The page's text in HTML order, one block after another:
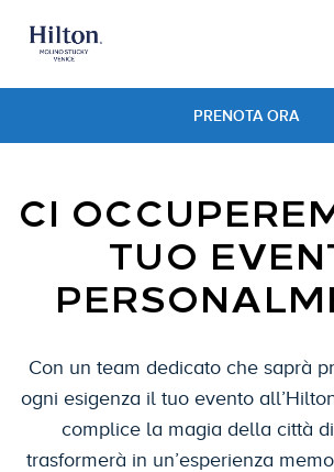
to
PRENOTA ORA
CI
TUO
Con un team dedicato che saprà
ogni esigenza il tuo evento
complice la magia della città
trasformerà in un’esperienza